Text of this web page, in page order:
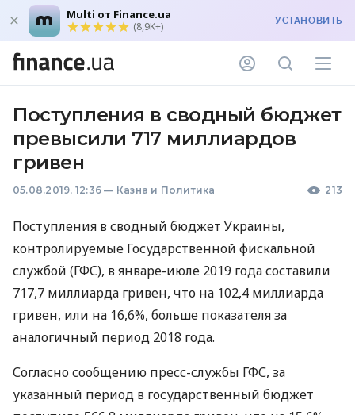
Multi от Finance.ua
(8,9K+) УСТАНОВИТЬ
Поступления в сводный бюджет
превысили 717 миллиардов
гривен
05.08.2019, 12:36 — Казна и Политика 213
Поступления в сводный бюджет Украины,
контролируемые Государственной фискальной
службой (ГФС), в январе-июле 2019 года составили
717,7 миллиарда гривен, что на 102,4 миллиарда
гривен, или на 16,6%, больше показателя за
аналогичный период 2018 года.
Согласно сообщению пресс-службы ГФС, за
указанный период в государственный бюджет